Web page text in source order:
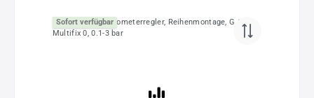
Sofort verfügbar